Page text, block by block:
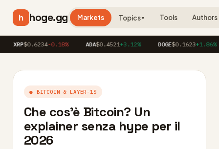
h hoge.gg Markets Topics▼ Tools Authors
$0.6234-0.18% ADA $0.4521+3.12% DOGE $0.1623+1.86%
● BITCOIN & LAYER-1S
Che cos’è Bitcoin? Un
explainer senza hype per il
2026